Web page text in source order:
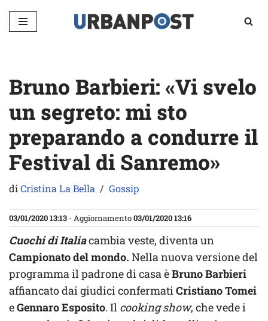
Vai
Bruno Barbieri: «Vi svelo
un segreto: mi sto
preparando a condurre il
Festival di Sanremo»
diCristina La Bella Gossip
03/01/2020 13:13 - Aggiornamento03/01/2020 13:16
Cuochi di Italiacambia veste, diventa un
Campionato del mondo. Nella nuova versione del
programma il padrone di casa èBruno Barbieri
affiancato dai giudici confermatiCristiano Tomei
eGennaro Esposito. Il cooking show, che vede i